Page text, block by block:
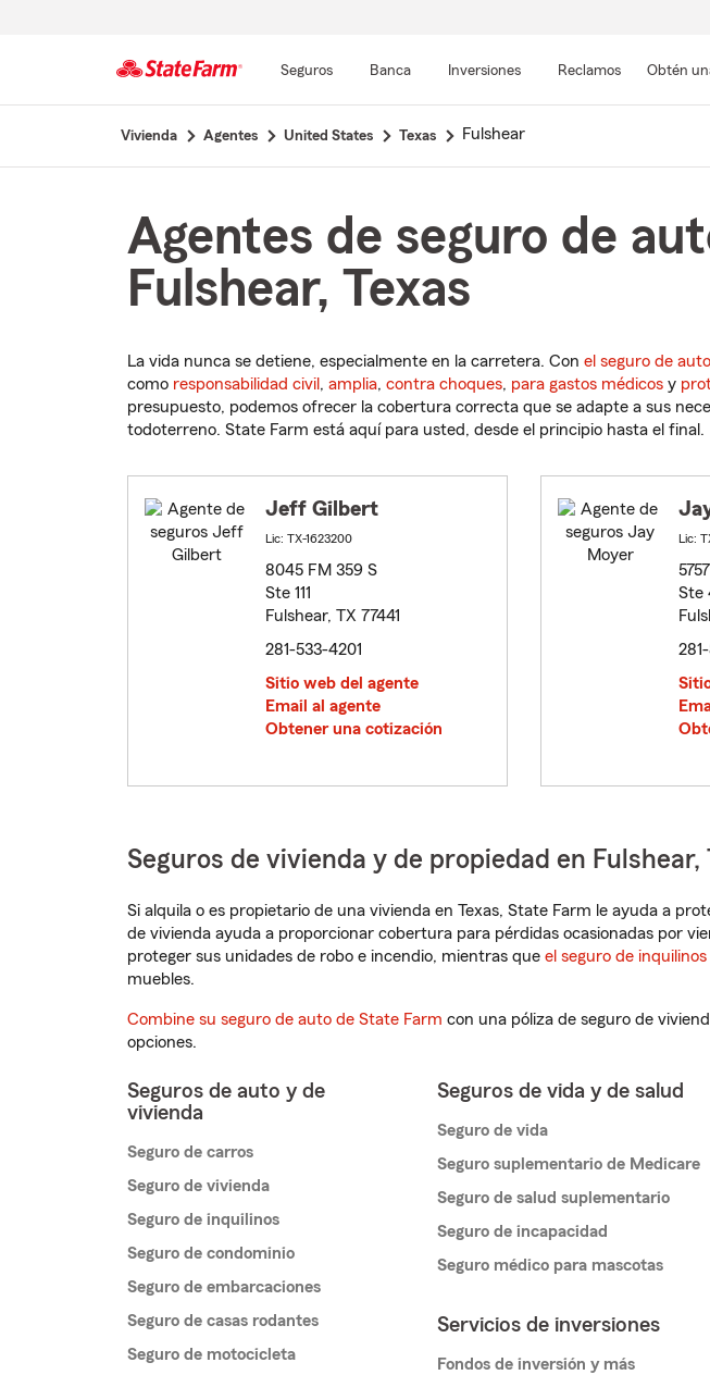
Seguros Banca Inversiones Reclamos Obtén
Vivienda Agentes United States Texas Fulshear
Agentes de seguro de
Fulshear, Texas
La vida nunca se detiene, especialmente en la carretera. Con el seguro de
como responsabilidad civil , amplia, contra choques, para gastos médicos y
presupuesto, podemos ofrecer la cobertura correcta que se adapte a sus
todoterreno. State Farm está aquí para usted, desde el principio hasta el final.
Jeff Gilbert
Lic: TX-1623200
8045 FM 359 S
Ste 111
Fulshear, TX 77441
281-533-4201
Sitio web del agente
Email al agente
Obtener una cotización
Lic:
Ste
Seguros de vivienda y de propiedad en Fulshear,
Si alquila o es propietario de una vivienda en Texas, State Farm le ayuda a
de vivienda ayuda a proporcionar cobertura para pérdidas ocasionadas por
proteger sus unidades de robo e incendio, mientras que el seguro de inquilinos
muebles.
Combine su seguro de auto de State Farm con una póliza de seguro de
opciones.
Seguros de auto y de
vivienda
Seguro de carros
Seguro de vivienda
Seguro de inquilinos
Seguro de condominio
Seguro de embarcaciones
Seguro de casas rodantes
Seguro de motocicleta
Seguros de vida y de salud
Seguro de vida
Seguro suplementario de Medicare
Seguro de salud suplementario
Seguro de incapacidad
Seguro médico para mascotas
Servicios de inversiones
Fondos de inversión y más